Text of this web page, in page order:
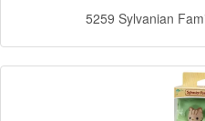
Minnie
5259 Sylvanian